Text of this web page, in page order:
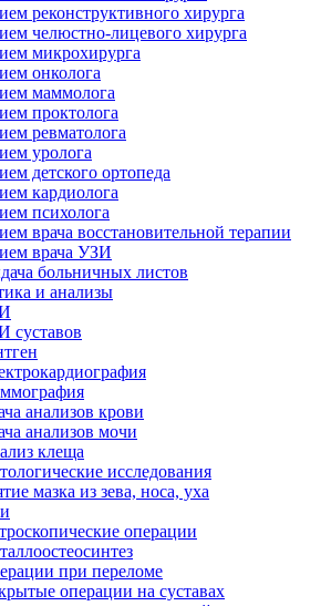
реконструктивного хирурга
челюстно-лицевого хирурга
микрохирурга
онколога
маммолога
проктолога
ревматолога
уролога
детского ортопеда
кардиолога
психолога
врача восстановительной терапии
врача УЗИ
больничных листов
и анализы
суставов
анализов крови
анализов мочи
клеща
исследования
мазка из зева, носа, уха
операции
при переломе
операции на суставах